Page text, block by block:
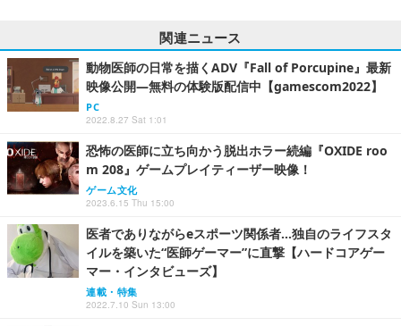
関連ニュース
動物医師の日常を描くADV『Fall of Porcupine』最新
映像公開―無料の体験版配信中【gamescom2022】
PC
2022.8.27 Sat 1:01
恐怖の医師に立ち向かう脱出ホラー続編『OXIDE roo
m 208』ゲームプレイティーザー映像！
ゲーム文化
2023.6.15 Thu 15:00
医者でありながらeスポーツ関係者…独自のライフスタ
イルを築いた“医師ゲーマー”に直撃【ハードコアゲー
マー・インタビューズ】
連載・特集
2022.7.10 Sun 13:00